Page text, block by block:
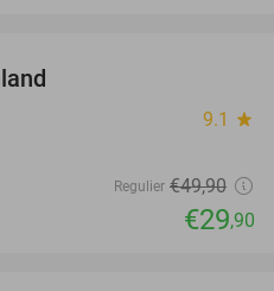
9.1 star
Regulier €49,90
€29,90